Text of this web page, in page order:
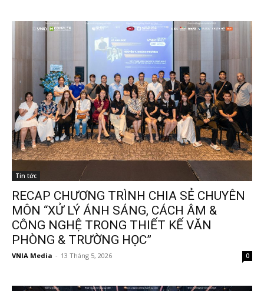
Tin tức
RECAP CHƯƠNG TRÌNH CHIA SẺ CHUYÊN
MÔN “XỬ LÝ ÁNH SÁNG, CÁCH ÂM &
CÔNG NGHỆ TRONG THIẾT KẾ VĂN
PHÒNG & TRƯỜNG HỌC”
VNIA Media - 13 Tháng 5, 2026 0